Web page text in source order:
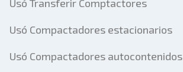
Usó Transferir Comptactores
Usó Compactadores estacionarios
Usó Compactadores autocontenidos